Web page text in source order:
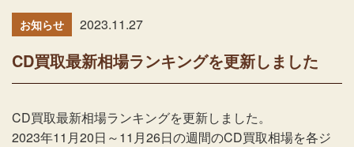
お知らせ 2023.11.27
CD買取最新相場ランキングを更新しました
CD買取最新相場ランキングを更新しました。
2023年11月20日～11月26日の週間のCD買取相場を各ジ